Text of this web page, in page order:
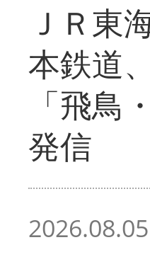
ＪＲ東
本鉄道
「飛鳥
発信
2026.08.05